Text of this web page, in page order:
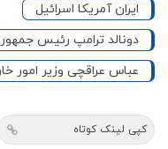
ایران آمریکا اسرائیل
دونالد ترامپ رئیس
عباس عراقچی وزیر امور
کپی لینک کوتاه